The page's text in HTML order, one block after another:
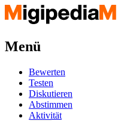
Menü
Bewerten
Testen
Diskutieren
Abstimmen
Aktivität